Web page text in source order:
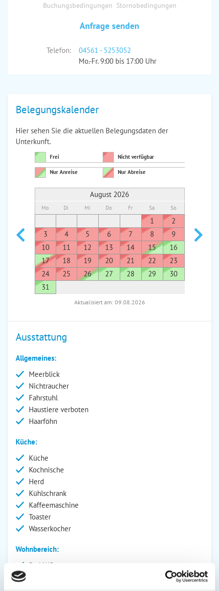
Buchungsbedingungen Stornobedingungen
Anfrage senden
Telefon:
04561 - 5253052
Mo.-Fr. 9:00 bis 17:00 Uhr
Belegungskalender
Hier sehen Sie die aktuellen Belegungsdaten der
Unterkunft.
Frei Nicht verfügbar
Nur Anreise Nur Abreise
August 2026
Mo Di Mi Do Fr Sa So
1
2
3
4 5 6 7 8
9
10
11 12 13 14 15
16
17
18 19 20 21 22
23
24
25 26 27 28 29
30
31
7
Aktualisiert am: 09.08.2026
Ausstattung
Allgemeines:
Meerblick
Nichtraucher
Fahrstuhl
Haustiere verboten
Haarföhn
Küche:
Küche
Kochnische
Herd
Kühlschrank
Kaffeemaschine
Toaster
Wasserkocher
Wohnbereich:
Bad/WC
Fernseher